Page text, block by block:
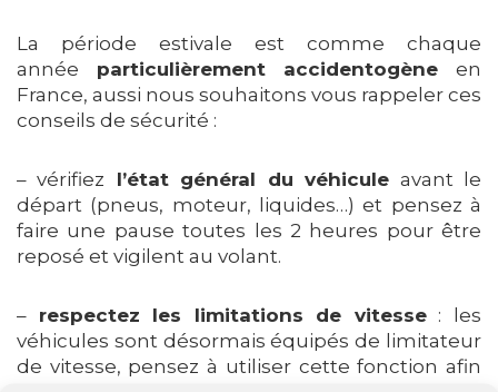
La période estivale est comme chaque
année particulièrement accidentogène en
France, aussi nous souhaitons vous rappeler ces
conseils de sécurité :
– vérifiez l’état général du véhicule avant le
départ (pneus, moteur, liquides…) et pensez à
faire une pause toutes les 2 heures pour être
reposé et vigilent au volant.
– respectez les limitations de vitesse: les
véhicules sont désormais équipés de limitateur
de vitesse, pensez à utiliser cette fonction afin